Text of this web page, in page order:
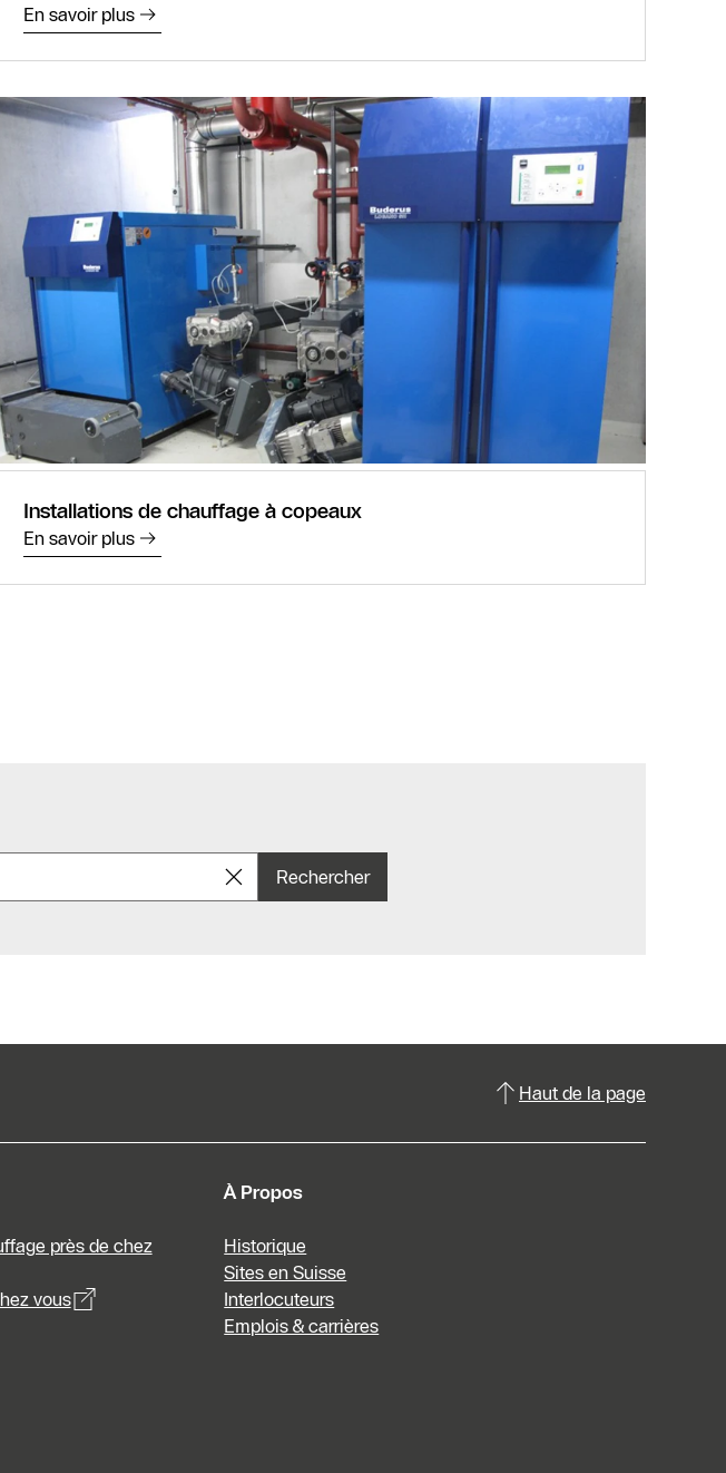
En savoir plus
Installations de chauffage à copeaux
En savoir plus
Rechercher
Haut de la page
près de chez
vous
À Propos
Historique
Sites en Suisse
Interlocuteurs
Emplois & carrières